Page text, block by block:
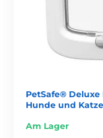
PetSafe®
Hunde und
Am Lager